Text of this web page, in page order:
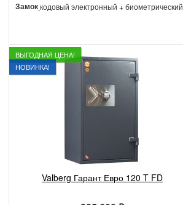
Замоккодовый электронный + биометрический
ВЫГОДНАЯ ЦЕНА!
НОВИНКА!
Valberg Гарант Евро 120 T FD